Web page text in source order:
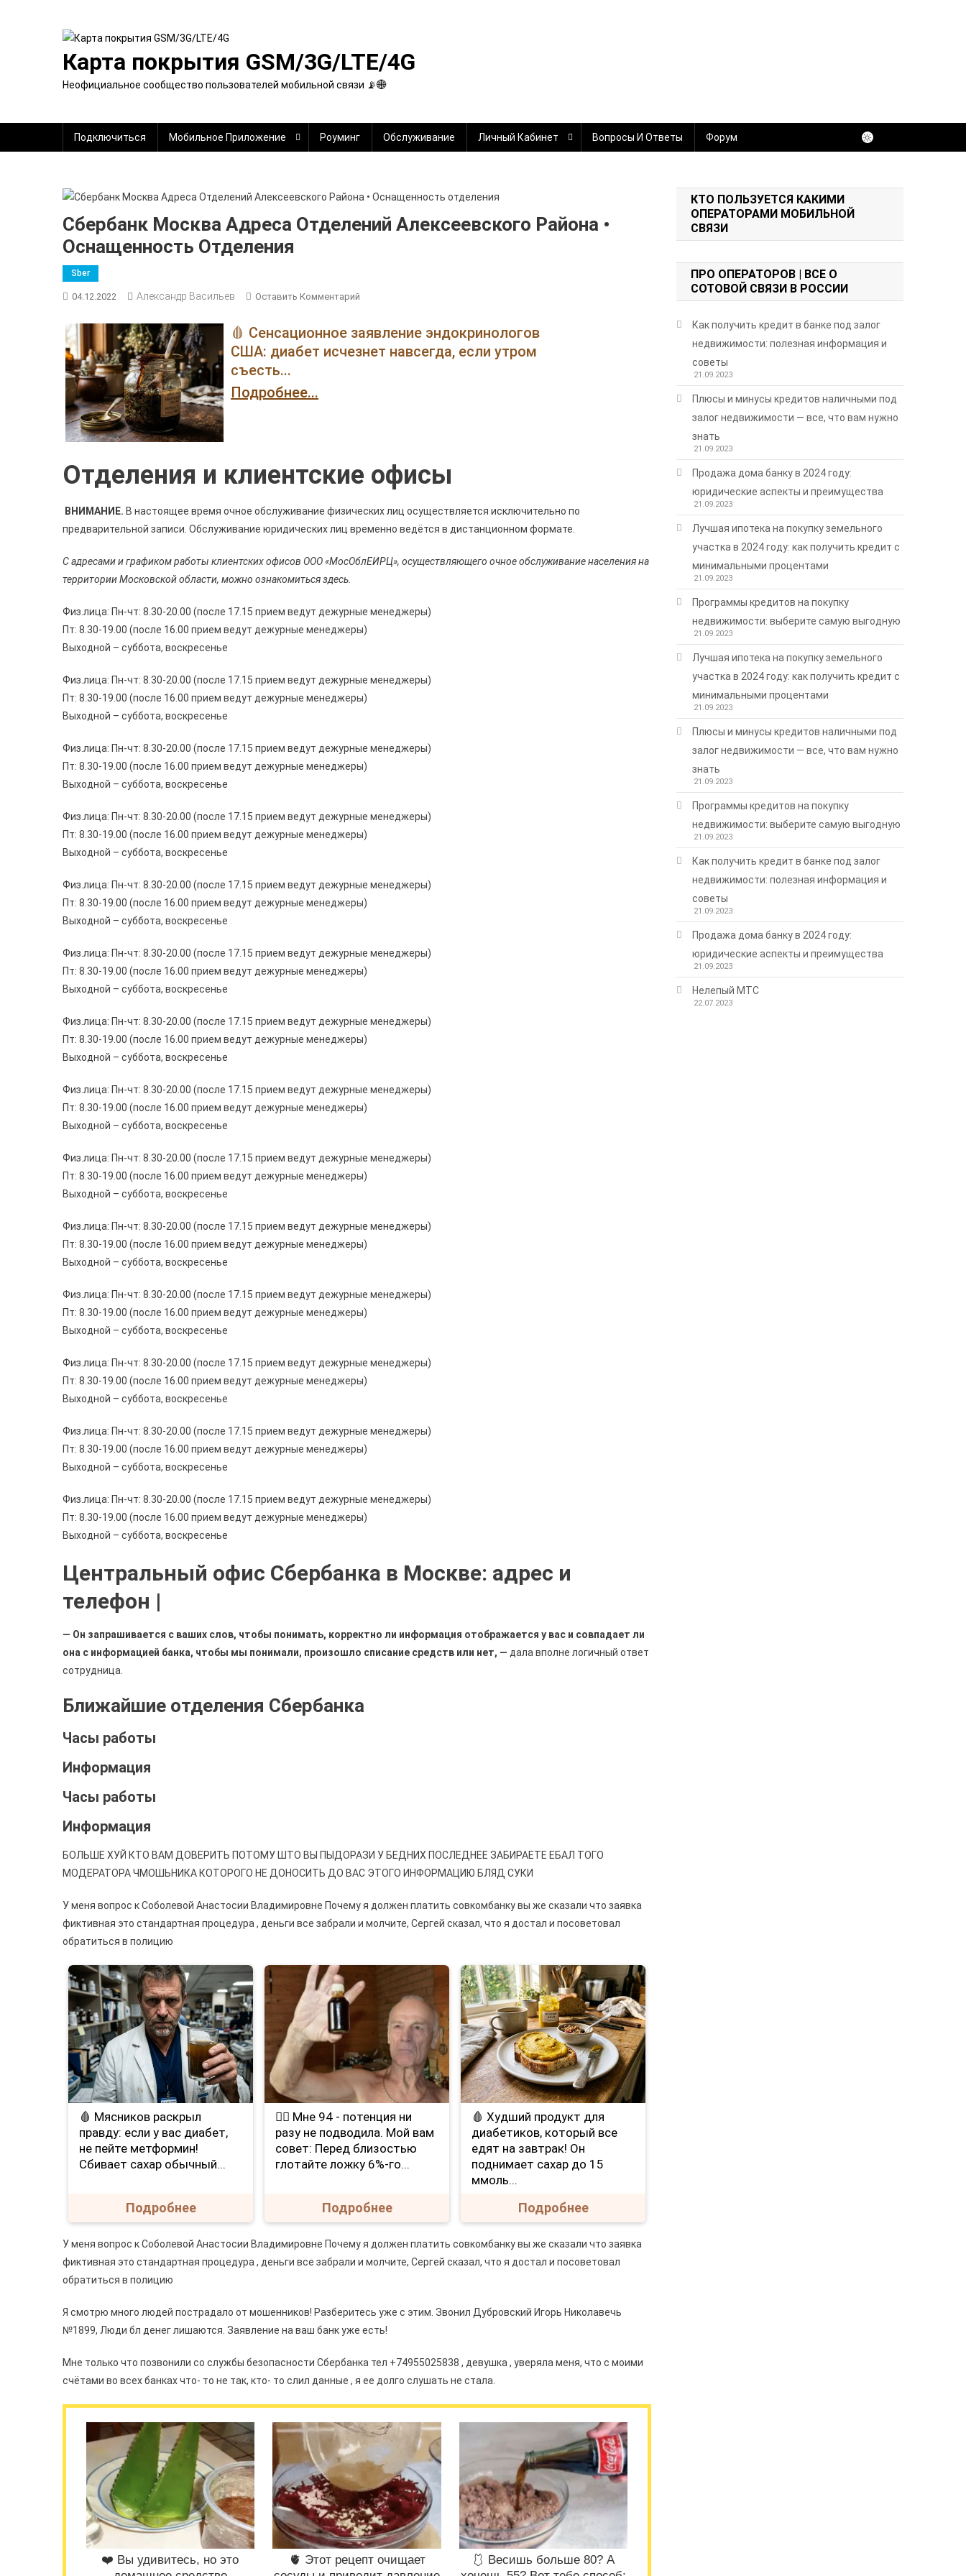
содержимому
Карта покрытия GSM/3G/LTE/4G
Неофициальное сообщество пользователей мобильной связи 📡🌐
Подключиться Мобильное Приложение Роуминг Обслуживание Личный Кабинет Вопросы И Ответы Форум
Сбербанк Москва Адреса Отделений Алексеевского Района •
Оснащенность Отделения
Sber
04.12.2022 Александр Васильев Оставить Комментарий
Москва
🩸 Сенсационное заявление эндокринологов
США: диабет исчезнет навсегда, если утром
съесть...
Подробнее...
Отделения и клиентские офисы
ВНИМАНИЕ. В настоящее время очное обслуживание физических лиц осуществляется исключительно по
предварительной записи. Обслуживание юридических лиц временно ведётся в дистанционном формате.
С адресами и графиком работы клиентских офисов ООО «МосОблЕИРЦ», осуществляющего очное обслуживание населения на
территории Московской области, можно ознакомиться здесь.
Физ.лица: Пн-чт: 8.30-20.00 (после 17.15 прием ведут дежурные менеджеры)
Пт: 8.30-19.00 (после 16.00 прием ведут дежурные менеджеры)
Выходной – суббота, воскресенье
Физ.лица: Пн-чт: 8.30-20.00 (после 17.15 прием ведут дежурные менеджеры)
Пт: 8.30-19.00 (после 16.00 прием ведут дежурные менеджеры)
Выходной – суббота, воскресенье
Физ.лица: Пн-чт: 8.30-20.00 (после 17.15 прием ведут дежурные менеджеры)
Пт: 8.30-19.00 (после 16.00 прием ведут дежурные менеджеры)
Выходной – суббота, воскресенье
Физ.лица: Пн-чт: 8.30-20.00 (после 17.15 прием ведут дежурные менеджеры)
Пт: 8.30-19.00 (после 16.00 прием ведут дежурные менеджеры)
Выходной – суббота, воскресенье
Физ.лица: Пн-чт: 8.30-20.00 (после 17.15 прием ведут дежурные менеджеры)
Пт: 8.30-19.00 (после 16.00 прием ведут дежурные менеджеры)
Выходной – суббота, воскресенье
Физ.лица: Пн-чт: 8.30-20.00 (после 17.15 прием ведут дежурные менеджеры)
Пт: 8.30-19.00 (после 16.00 прием ведут дежурные менеджеры)
Выходной – суббота, воскресенье
Физ.лица: Пн-чт: 8.30-20.00 (после 17.15 прием ведут дежурные менеджеры)
Пт: 8.30-19.00 (после 16.00 прием ведут дежурные менеджеры)
Выходной – суббота, воскресенье
Физ.лица: Пн-чт: 8.30-20.00 (после 17.15 прием ведут дежурные менеджеры)
Пт: 8.30-19.00 (после 16.00 прием ведут дежурные менеджеры)
Выходной – суббота, воскресенье
Физ.лица: Пн-чт: 8.30-20.00 (после 17.15 прием ведут дежурные менеджеры)
Пт: 8.30-19.00 (после 16.00 прием ведут дежурные менеджеры)
Выходной – суббота, воскресенье
Физ.лица: Пн-чт: 8.30-20.00 (после 17.15 прием ведут дежурные менеджеры)
Пт: 8.30-19.00 (после 16.00 прием ведут дежурные менеджеры)
Выходной – суббота, воскресенье
Физ.лица: Пн-чт: 8.30-20.00 (после 17.15 прием ведут дежурные менеджеры)
Пт: 8.30-19.00 (после 16.00 прием ведут дежурные менеджеры)
Выходной – суббота, воскресенье
Физ.лица: Пн-чт: 8.30-20.00 (после 17.15 прием ведут дежурные менеджеры)
Пт: 8.30-19.00 (после 16.00 прием ведут дежурные менеджеры)
Выходной – суббота, воскресенье
Физ.лица: Пн-чт: 8.30-20.00 (после 17.15 прием ведут дежурные менеджеры)
Пт: 8.30-19.00 (после 16.00 прием ведут дежурные менеджеры)
Выходной – суббота, воскресенье
Физ.лица: Пн-чт: 8.30-20.00 (после 17.15 прием ведут дежурные менеджеры)
Пт: 8.30-19.00 (после 16.00 прием ведут дежурные менеджеры)
Выходной – суббота, воскресенье
Центральный офис Сбербанка в Москве: адрес и
телефон |
— Он запрашивается с ваших слов, чтобы понимать, корректно ли информация отображается у вас и совпадает ли
она с информацией банка, чтобы мы понимали, произошло списание средств или нет, — дала вполне логичный ответ
сотрудница.
Ближайшие отделения Сбербанка
Часы работы
Информация
Часы работы
Информация
БОЛЬШЕ ХУЙ КТО ВАМ ДОВЕРИТЬ ПОТОМУ ШТО ВЫ ПЫДОРАЗИ У БЕДНИХ ПОСЛЕДНЕЕ ЗАБИРАЕТЕ ЕБАЛ ТОГО
МОДЕРАТОРА ЧМОШЬНИКА КОТОРОГО НЕ ДОНОСИТЬ ДО ВАС ЭТОГО ИНФОРМАЦИЮ БЛЯД СУКИ
У меня вопрос к Соболевой Анастосии Владимировне Почему я должен платить совкомбанку вы же сказали что заявка
фиктивная это стандартная процедура , деньги все забрали и молчите, Cергей сказал, что я достал и посоветовал
обратиться в полицию
🩸 Мясников раскрыл
правду: если у вас диабет,
не пейте метформин!
Сбивает сахар обычный...
Подробнее
❤️‍🔥 Мне 94 - потенция ни
разу не подводила. Мой вам
совет: Перед близостью
глотайте ложку 6%-го...
Подробнее
🩸 Худший продукт для
диабетиков, который все
едят на завтрак! Он
поднимает сахар до 15
ммоль...
Подробнее
У меня вопрос к Соболевой Анастосии Владимировне Почему я должен платить совкомбанку вы же сказали что заявка
фиктивная это стандартная процедура , деньги все забрали и молчите, Cергей сказал, что я достал и посоветовал
обратиться в полицию
Я смотрю много людей пострадало от мошенников! Разберитесь уже с этим. Звонил Дубровский Игорь Николавечь
№1899, Люди бл денег лишаются. Заявление на ваш банк уже есть!
Мне только что позвонили со службы безопасности Сбербанка тел +74955025838 , девушка , уверяла меня, что с моими
счётами во всех банках что- то не так, кто- то слил данные , я ее долго слушать не стала.
❤️ Вы удивитесь, но это
🫀 Этот рецепт очищает
🩱 Весишь больше 80? А
КТО ПОЛЬЗУЕТСЯ КАКИМИ
ОПЕРАТОРАМИ МОБИЛЬНОЙ
СВЯЗИ
ПРО ОПЕРАТОРОВ | ВСЕ О
СОТОВОЙ СВЯЗИ В РОССИИ
Как получить кредит в банке под залог
недвижимости: полезная информация и
советы
21.09.2023
Плюсы и минусы кредитов наличными под
залог недвижимости — все, что вам нужно
знать
21.09.2023
Продажа дома банку в 2024 году:
юридические аспекты и преимущества
21.09.2023
Лучшая ипотека на покупку земельного
участка в 2024 году: как получить кредит с
минимальными процентами
21.09.2023
Программы кредитов на покупку
недвижимости: выберите самую выгодную
21.09.2023
Лучшая ипотека на покупку земельного
участка в 2024 году: как получить кредит с
минимальными процентами
21.09.2023
Плюсы и минусы кредитов наличными под
залог недвижимости — все, что вам нужно
знать
21.09.2023
Программы кредитов на покупку
недвижимости: выберите самую выгодную
21.09.2023
Как получить кредит в банке под залог
недвижимости: полезная информация и
советы
21.09.2023
Продажа дома банку в 2024 году:
юридические аспекты и преимущества
21.09.2023
Нелепый МТС
22.07.2023